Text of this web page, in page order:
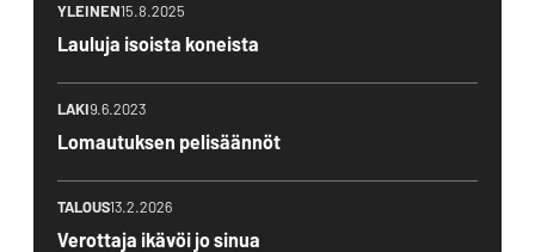
YLEINEN15.8.2025
Lauluja isoista koneista
LAKI9.6.2023
Lomautuksen pelisäännöt
TALOUS13.2.2026
Verottaja ikävöi jo sinua